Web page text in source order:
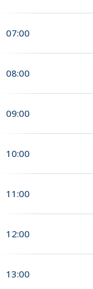
07:00
08:00
09:00
10:00
11:00
12:00
13:00